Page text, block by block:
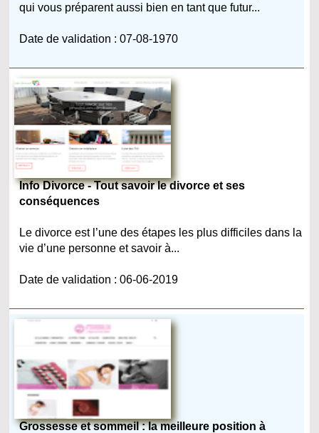
qui vous préparent aussi bien en tant que futur...
Date de validation : 07-08-1970
Info Divorce - Tout savoir le divorce et ses
conséquences
Le divorce est l’une des étapes les plus difficiles dans la
vie d’une personne et savoir à...
Date de validation : 06-06-2019
Grossesse et sommeil : la meilleure position à